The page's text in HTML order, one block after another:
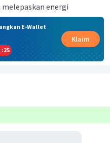
energi
E-Wallet
:25
Klaim